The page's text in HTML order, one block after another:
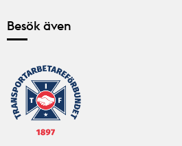
Besök även